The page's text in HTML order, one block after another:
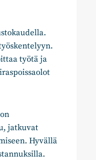
työtä ja
jatkuvat
Hyvällä